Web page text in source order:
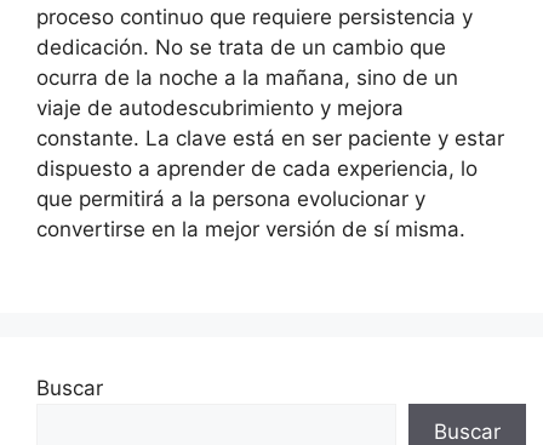
proceso continuo que requiere persistencia y
dedicación. No se trata de un cambio que
ocurra de la noche a la mañana, sino de un
viaje de autodescubrimiento y mejora
constante. La clave está en ser paciente y estar
dispuesto a aprender de cada experiencia, lo
que permitirá a la persona evolucionar y
convertirse en la mejor versión de sí misma.
Buscar
Buscar